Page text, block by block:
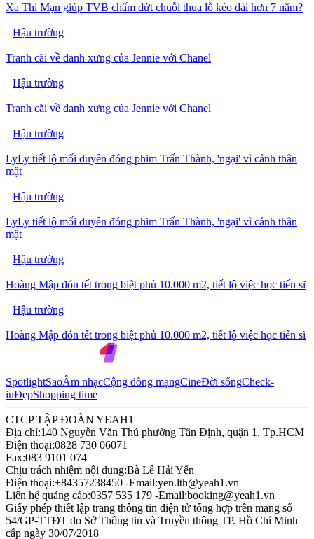
Xa Thi Mạn giúp TVB chấm dứt chuỗi thua lỗ kéo dài hơn 7 năm?
Hậu trường
Tranh cãi về danh xưng của Jennie với Chanel
Hậu trường
Tranh cãi về danh xưng của Jennie với Chanel
Hậu trường
LyLy tiết lộ mối duyên đóng phim Trấn Thành, 'ngại' vì cảnh thân
mật
Hậu trường
LyLy tiết lộ mối duyên đóng phim Trấn Thành, 'ngại' vì cảnh thân
mật
Hậu trường
Hoàng Mập đón tết trong biệt phủ 10.000 m2, tiết lộ việc học tiến sĩ
Hậu trường
Hoàng Mập đón tết trong biệt phủ 10.000 m2, tiết lộ việc học tiến sĩ
SpotlightSaoÂm nhạcCộng đồng mạngCineĐời sốngCheck-
inĐẹpShopping time
CTCP TẬP ĐOÀN YEAH1
Địa chỉ:140 Nguyễn Văn Thủ phường Tân Định, quận 1, Tp.HCM
Điện thoại:0828 730 06071
Fax:083 9101 074
Chịu trách nhiệm nội dung:Bà Lê Hải Yến
Điện thoại:+84357238450 -Email:yen.lth@yeah1.vn
Liên hệ quảng cáo:0357 535 179 -Email:booking@yeah1.vn
Giấy phép thiết lập trang thông tin điện tử tổng hợp trên mạng số
54/GP-TTĐT do Sở Thông tin và Truyền thông TP. Hồ Chí Minh
cấp ngày 30/07/2018